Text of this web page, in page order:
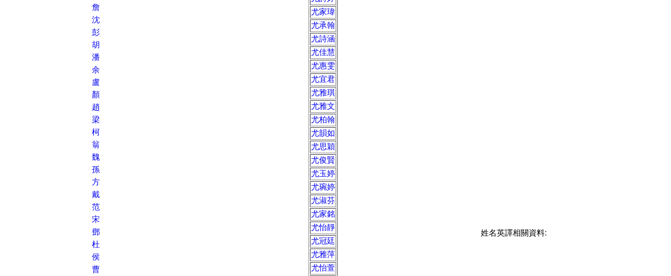
詹
沈
彭
胡
潘
余
盧
顏
趙
梁
柯
翁
魏
孫
方
戴
范
宋
鄧
杜
侯
曹
尤家瑋
尤承翰
尤詩涵
尤佳慧
尤惠雯
尤宜君
尤雅琪
尤雅文
尤柏翰
尤韻如
尤思穎
尤俊賢
尤玉婷
尤琬婷
尤淑芬
尤家銘
尤怡靜
尤冠廷
尤雅萍
尤怡萱
姓名英譯相關資料: